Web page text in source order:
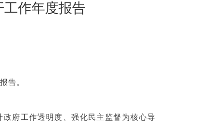
工作年度报告
告。
府工作透明度、强化民主监督为核心导